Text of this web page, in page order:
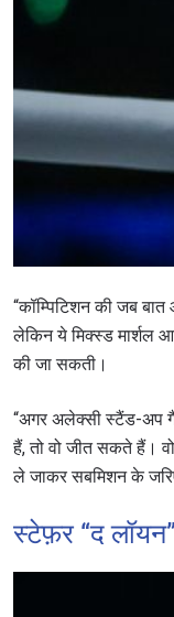
“कॉम्पिटिशन की जब
लेकिन ये मिक्स्ड मार्शल
की जा सकती।
“अगर अलेक्सी स्टैंड-अप
हैं, तो वो जीत सकते हैं।
ले जाकर सबमिशन के
स्टेफ़र “द लॉयन”